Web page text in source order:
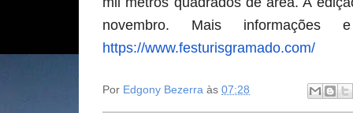
novembro. Mais informações
https://www.festurisgramado.com/
Por Edgony Bezerra às 07:28